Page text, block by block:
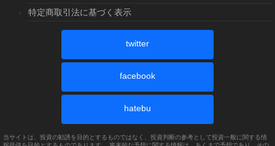
特定商取引法に基づく表示
twitter
facebook
hatebu
当サイトは、投資の勧誘を目的とするものではなく、投資判断の参考として投資一般に関する情